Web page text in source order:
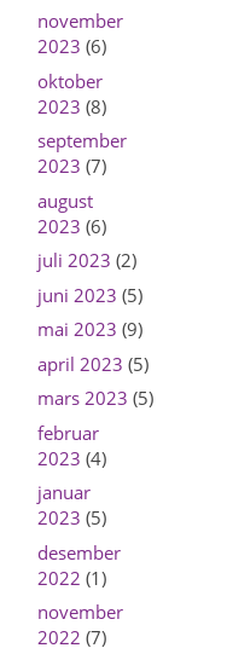
november
2023 (6)
oktober
2023 (8)
september
2023 (7)
august
2023 (6)
juli 2023 (2)
juni 2023 (5)
mai 2023 (9)
april 2023 (5)
mars 2023 (5)
februar
2023 (4)
januar
2023 (5)
desember
2022 (1)
november
2022 (7)